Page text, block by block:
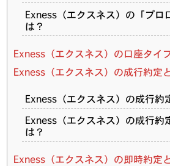
Exness（エクスネス）の「プロ
は？
Exness（エクスネス）の口座タイ
Exness（エクスネス）の成行約定
Exness（エクスネス）の成行約
Exness（エクスネス）の成行約
は？
Exness（エクスネス）の即時約定